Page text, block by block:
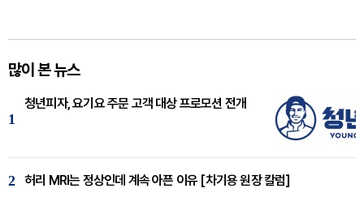
많이 본 뉴스
1
청년피자, 요기요 주문 고객 대상 프로모션 전개
2 허리 MRI는 정상인데 계속 아픈 이유 [차기용 원장 칼럼]